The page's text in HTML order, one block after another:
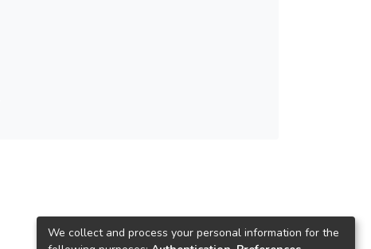
We collect and process your personal information for the